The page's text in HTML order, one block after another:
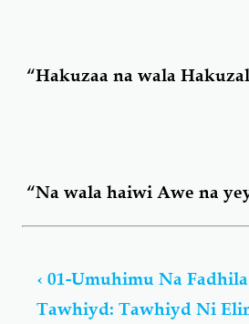
“Hakuzaa na wala
“Na wala haiwi Awe na
links
for
‹ 01-Umuhimu Na
Tawhiyd: Tawhiyd Ni